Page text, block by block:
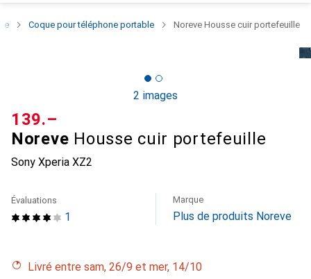
Coque pour téléphone portable Noreve Housse cuir portefeuille
2 images
Noreve Housse cuir portefeuille
Sony Xperia XZ2
CHF
139.–
1
Évaluations Marque
Plus de produits Noreve
Livré entre sam, 26/9 et mer, 14/10